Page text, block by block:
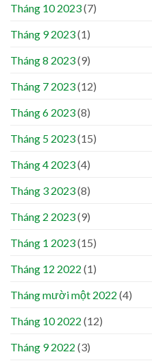
Tháng 10 2023(7)
Tháng 9 2023(1)
Tháng 8 2023(9)
Tháng 7 2023(12)
Tháng 6 2023(8)
Tháng 5 2023(15)
Tháng 4 2023(4)
Tháng 3 2023(8)
Tháng 2 2023(9)
Tháng 1 2023(15)
Tháng 12 2022 (1)
Tháng mười một 2022 (4)
Tháng 10 2022 (12)
Tháng 9 2022 (3)